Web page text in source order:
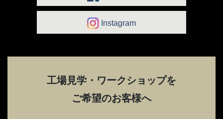
Instagram
工場見学・ワークショップを
ご希望のお客様へ